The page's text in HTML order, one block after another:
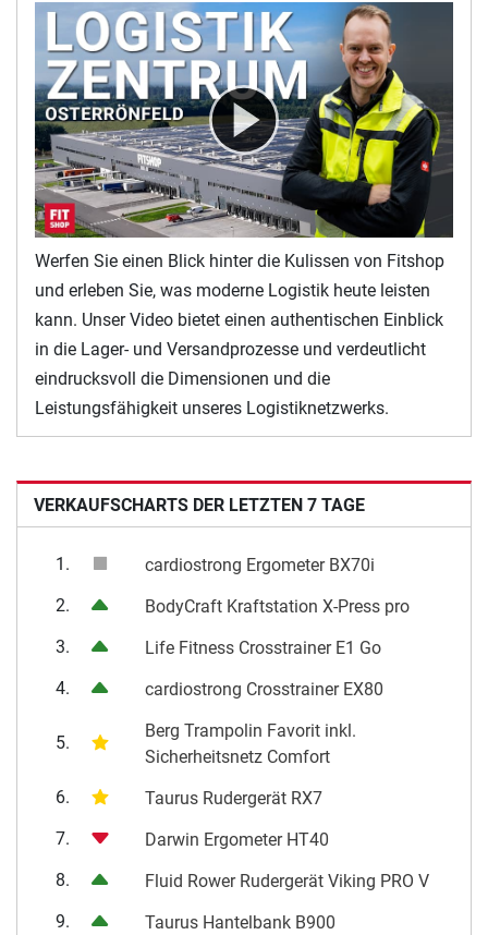
Werfen Sie einen Blick hinter die Kulissen von Fitshop
und erleben Sie, was moderne Logistik heute leisten
kann. Unser Video bietet einen authentischen Einblick
in die Lager- und Versandprozesse und verdeutlicht
eindrucksvoll die Dimensionen und die
Leistungsfähigkeit unseres Logistiknetzwerks.
VERKAUFSCHARTS DER LETZTEN 7 TAGE
1.
cardiostrong Ergometer BX70i
2.
BodyCraft Kraftstation X-Press pro
3.
Life Fitness Crosstrainer E1 Go
4.
cardiostrong Crosstrainer EX80
5.
Berg Trampolin Favorit inkl.
Sicherheitsnetz Comfort
6.
Taurus Rudergerät RX7
7.
Darwin Ergometer HT40
8.
Fluid Rower Rudergerät Viking PRO V
9.
Taurus Hantelbank B900